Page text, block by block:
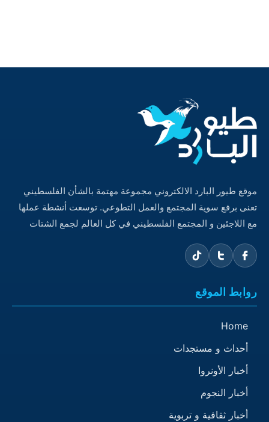
موقع طيور البارد الالكتروني مجموعة مهتمة بالشأن الفلسطيني
تعنى برفع سوية المجتمع والعمل التطوعي. توسعت أنشطة عملها
مع اللاجئين و المجتمع الفلسطيني في كل العالم لجمع الشتات
روابط الموقع
Home
أحداث و مستجدات
أخبار الأونروا
أخبار النجوم
أخبار ثقافية و تربوية